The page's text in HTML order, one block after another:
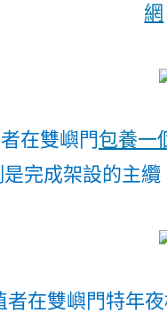
網
在雙嶼門包養一
完成架設的主纜
者在雙嶼門特年